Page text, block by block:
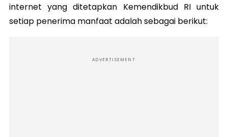
internet yang ditetapkan Kemendikbud RI untuk
setiap penerima manfaat adalah sebagai berikut:
ADVERTISEMENT